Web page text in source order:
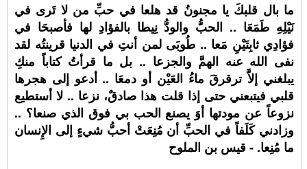
ما بال قلبكَ يا مجنونُ قد هلعا في حبِّ من لا تَرى في
نَيْلِهِ طَمَعَا .. الحبُّ والودُّ نِيطا بالفؤادِ لها فأصبحَا في
فؤادِي ثابِتَيْنِ مَعا .. طُوبَى لمن أنتِ في الدنيا قرينتُه لقد
نفى الله عنه الهمَّ والجزعا .. بل ما قرأتُ كتاباً منكِ
يبلغني إلاَّ ترقرقَ ماءُ العَيْن أو دمعَا .. أدعو إلى هجرها
قلبي فيتبعني حتى إذا قلت هذا صادقٌ، نزعا .. لا أستطيع
نزوعاً عن مودتها أوَ يصنع الحب بي فوق الذي صنعا؟ ..
وزادني كَلَفاً في الحبِّ أن مُنِعَتْ أحبُّ شيءٍ إلى الإِنسان
ما مُنِعا. - قيس بن الملوح